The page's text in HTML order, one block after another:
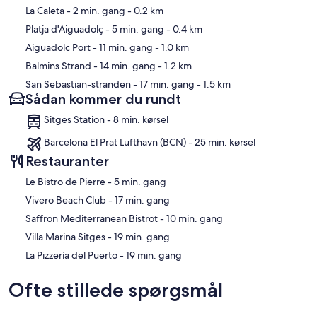
Kort
La Caleta- 2 min. gang - 0.2 km
Platja d'Aiguadolç- 5 min. gang - 0.4 km
Aiguadolc Port- 11 min. gang - 1.0 km
Balmins Strand - 14 min. gang - 1.2 km
San Sebastian-stranden- 17 min. gang - 1.5 km
Sådan kommer du rundt
Sitges Station - 8 min. kørsel
Barcelona El Prat Lufthavn (BCN) - 25 min. kørsel
Restauranter
‪Le Bistro de Pierre - ‬5 min. gang
‪Vivero Beach Club - ‬17 min. gang
‪Saffron Mediterranean Bistrot - ‬10 min. gang
‪Villa Marina Sitges - ‬19 min. gang
‪La Pizzería del Puerto - ‬19 min. gang
Ofte stillede spørgsmål